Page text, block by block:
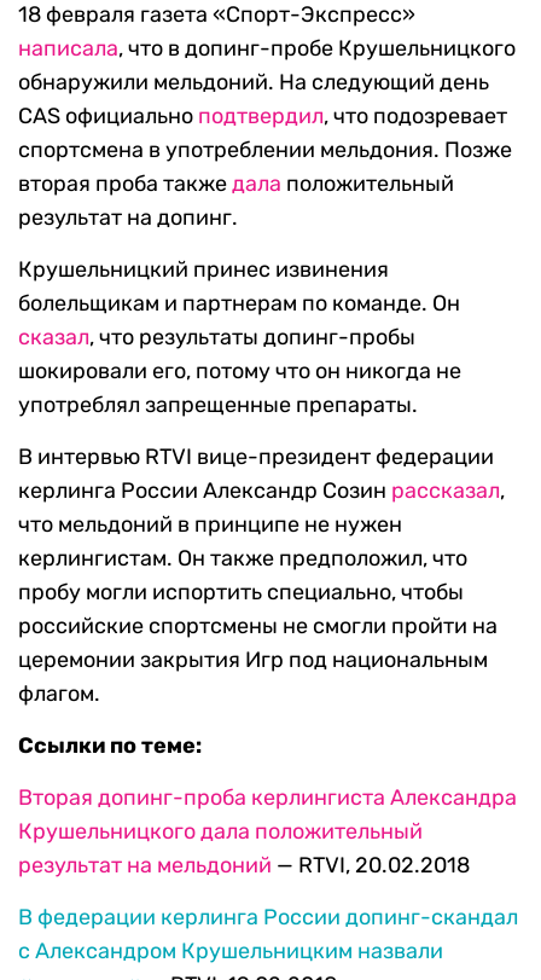
18 февраля газета «Спорт-Экспресс»
написала, что в допинг-пробе Крушельницкого
обнаружили мельдоний. На следующий день
CAS официально подтвердил, что подозревает
спортсмена в употреблении мельдония. Позже
вторая проба такжедала положительный
результат на допинг.
Крушельницкий принес извинения
болельщикам и партнерам по команде. Он
сказал, что результаты допинг-пробы
шокировали его, потому что он никогда не
употреблял запрещенные препараты.
В интервью RTVI вице-президент федерации
керлинга России Александр Созин рассказал,
что мельдоний в принципе не нужен
керлингистам. Он также предположил, что
пробу могли испортить специально, чтобы
российские спортсмены не смогли пройти на
церемонии закрытия Игр под национальным
флагом.
Ссылки по теме:
Вторая допинг-проба керлингиста Александра
Крушельницкого дала положительный
результат на мельдоний — RTVI, 20.02.2018
В федерации керлинга России допинг-скандал
с Александром Крушельницким назвали